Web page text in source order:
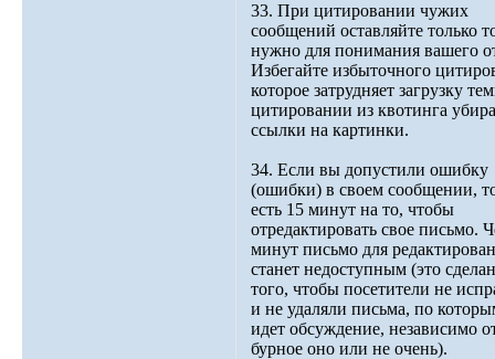
33. При цитировании чужих
сообщений оставляйте только
нужно для понимания вашего
Избегайте избыточного
которое затрудняет загрузку
цитировании из квотинга
ссылки на картинки.
34. Если вы допустили ошибку
(ошибки) в своем сообщении,
есть 15 минут на то, чтобы
отредактировать свое письмо.
минут письмо для
станет недоступным (это
того, чтобы посетители не
и не удаляли письма, по
идет обсуждение, независимо
бурное оно или не очень).